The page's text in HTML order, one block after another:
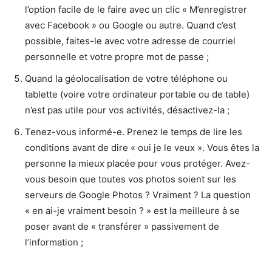
l’option facile de le faire avec un clic « M’enregistrer
avec Facebook » ou Google ou autre. Quand c’est
possible, faites-le avec votre adresse de courriel
personnelle et votre propre mot de passe ;
Quand la géolocalisation de votre téléphone ou
tablette (voire votre ordinateur portable ou de table)
n’est pas utile pour vos activités, désactivez-la ;
Tenez-vous informé-e. Prenez le temps de lire les
conditions avant de dire « oui je le veux ». Vous êtes la
personne la mieux placée pour vous protéger. Avez-
vous besoin que toutes vos photos soient sur les
serveurs de Google Photos ? Vraiment ? La question
« en ai-je vraiment besoin ? » est la meilleure à se
poser avant de « transférer » passivement de
l’information ;